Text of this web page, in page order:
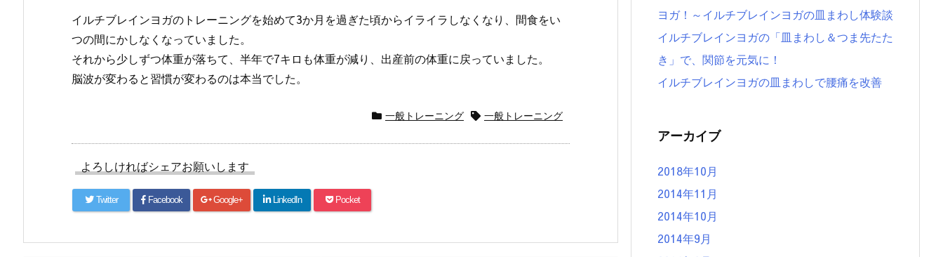
イルチブレインヨガのトレーニングを始めて3か月を過ぎた頃からイライラしなくなり、間食をい
つの間にかしなくなっていました。
それから少しずつ体重が落ちて、半年で7キロも体重が減り、出産前の体重に戻っていました。
脳波が変わると習慣が変わるのは本当でした。
一般トレーニング 一般トレーニング
よろしければシェアお願いします
Twitter Facebook Google+ LinkedIn Pocket
ヨガ！～イルチブレインヨガの皿まわし体験談
イルチブレインヨガの「皿まわし＆つま先たた
き」で、関節を元気に！
イルチブレインヨガの皿まわしで腰痛を改善
アーカイブ
2018年10月
2014年11月
2014年10月
2014年9月